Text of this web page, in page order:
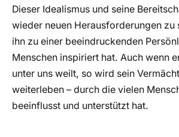
Dieser Idealismus und seine
wieder neuen Herausforderungen zu
ihn zu einer beeindruckenden
Menschen inspiriert hat. Auch wenn
unter uns weilt, so wird sein
weiterleben – durch die vielen
beeinflusst und unterstützt hat.